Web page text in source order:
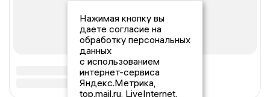
Нажимая кнопку вы
даете согласие на
обработку персональных
данных
с использованием
интернет-сервиса
Яндекс.Метрика,
top.mail.ru, LiveInternet.